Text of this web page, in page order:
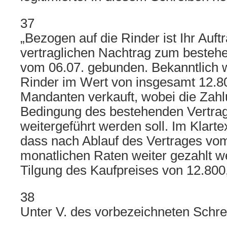
37
„Bezogen auf die Rinder ist Ihr
vertraglichen Nachtrag zum
vom 06.07. gebunden. Bekanntlich
Rinder im Wert von insgesamt
Mandanten verkauft, wobei die
Bedingung des bestehenden
weitergeführt werden soll. Im
dass nach Ablauf des Vertrages
monatlichen Raten weiter gezahlt
Tilgung des Kaufpreises von
38
Unter V. des vorbezeichneten